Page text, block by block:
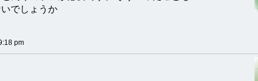
でしょうか
pm